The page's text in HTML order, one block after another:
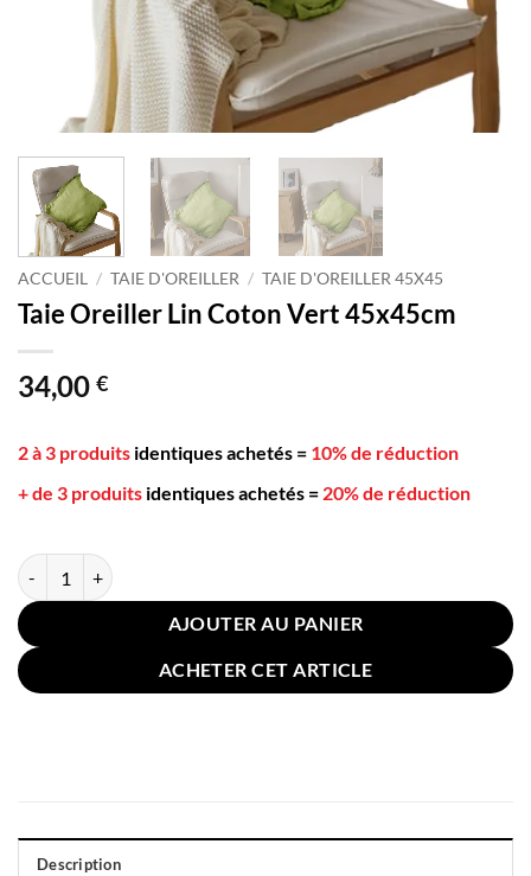
ACCUEIL / TAIE D'OREILLER / TAIE D'OREILLER 45X45
Taie Oreiller Lin Coton Vert 45x45cm
34,00 €
2 à 3 produits identiques achetés = 10% de réduction
+ de 3 produits identiques achetés = 20% de réduction
quantité de Taie Oreiller Lin Coton Vert 45x45cm
AJOUTER AU PANIER
ACHETER CET ARTICLE
Description